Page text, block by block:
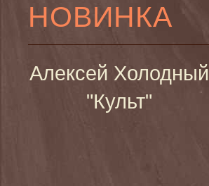
НОВИНКА
Алексей Холодный
"Культ"